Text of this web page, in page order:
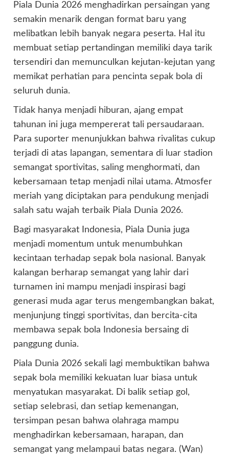
Piala Dunia 2026 menghadirkan persaingan yang
semakin menarik dengan format baru yang
melibatkan lebih banyak negara peserta. Hal itu
membuat setiap pertandingan memiliki daya tarik
tersendiri dan memunculkan kejutan-kejutan yang
memikat perhatian para pencinta sepak bola di
seluruh dunia.
Tidak hanya menjadi hiburan, ajang empat
tahunan ini juga mempererat tali persaudaraan.
Para suporter menunjukkan bahwa rivalitas cukup
terjadi di atas lapangan, sementara di luar stadion
semangat sportivitas, saling menghormati, dan
kebersamaan tetap menjadi nilai utama. Atmosfer
meriah yang diciptakan para pendukung menjadi
salah satu wajah terbaik Piala Dunia 2026.
Bagi masyarakat Indonesia, Piala Dunia juga
menjadi momentum untuk menumbuhkan
kecintaan terhadap sepak bola nasional. Banyak
kalangan berharap semangat yang lahir dari
turnamen ini mampu menjadi inspirasi bagi
generasi muda agar terus mengembangkan bakat,
menjunjung tinggi sportivitas, dan bercita-cita
membawa sepak bola Indonesia bersaing di
panggung dunia.
Piala Dunia 2026 sekali lagi membuktikan bahwa
sepak bola memiliki kekuatan luar biasa untuk
menyatukan masyarakat. Di balik setiap gol,
setiap selebrasi, dan setiap kemenangan,
tersimpan pesan bahwa olahraga mampu
menghadirkan kebersamaan, harapan, dan
semangat yang melampaui batas negara. (Wan)